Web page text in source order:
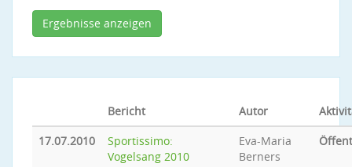
Bericht Autor
17.07.2010
Sportissimo:
Vogelsang 2010
Eva-Maria
Berners